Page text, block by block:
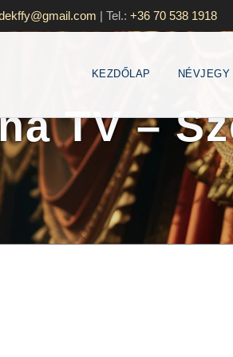
| Tel.: +36 70 538 1918
KEZDŐLAP NÉVJEGY
TV –